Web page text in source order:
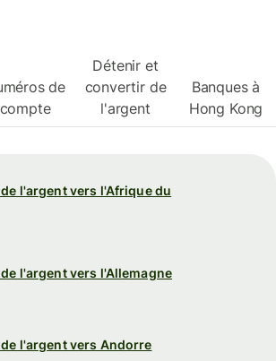
de
compte
Détenir et
convertir de
l'argent
Banques à
Hong Kong
l'argent vers l'Afrique du
l'argent vers l'Allemagne
l'argent vers Andorre